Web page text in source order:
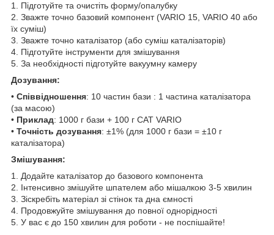
1. Підготуйте та очистіть форму/опалубку
2. Зважте точно базовий компонент (VARIO 15, VARIO 40 або
їх суміш)
3. Зважте точно каталізатор (або суміш каталізаторів)
4. Підготуйте інструменти для змішування
5. За необхідності підготуйте вакуумну камеру
Дозування:
• Співвідношення: 10 частин бази : 1 частина каталізатора
(за масою)
• Приклад: 1000 г бази + 100 г CAT VARIO
• Точність дозування: ±1% (для 1000 г бази = ±10 г
каталізатора)
Змішування:
1. Додайте каталізатор до базового компонента
2. Інтенсивно змішуйте шпателем або мішалкою 3-5 хвилин
3. Зіскребіть матеріал зі стінок та дна ємності
4. Продовжуйте змішування до повної однорідності
5. У вас є до 150 хвилин для роботи - не поспішайте!